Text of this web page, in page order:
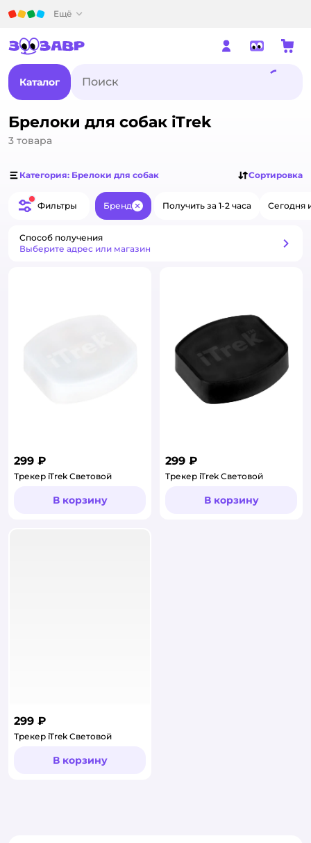
Ещё
Каталог
Брелоки для собак iTrek
3 товара
Категория: Брелоки для собак Сортировка
Фильтры Бренд ЗакрытьПолучить за 1-2 часа Сегодня
Способ получения
Выберите адрес или магазин
299 ₽
Трекер iTrek Световой
В корзину
299 ₽
Трекер iTrek Световой
В корзину
299 ₽
Трекер iTrek Световой
В корзину